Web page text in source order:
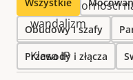
Klasa odporności
wandalizm
Klasa IP
Obudowy i szafy
Przewody i złącza